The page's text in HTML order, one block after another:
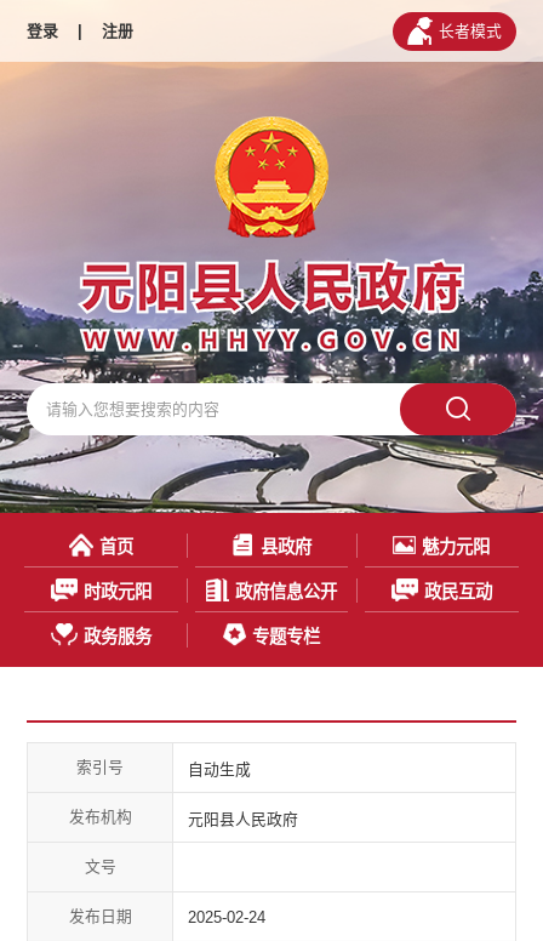
登录 | 注册 长者模式
首页 县政府 魅力元阳
时政元阳 政府信息公开 政民互动
政务服务 专题专栏
索引号 自动生成
发布机构 元阳县人民政府
文号
发布日期 2025-02-24